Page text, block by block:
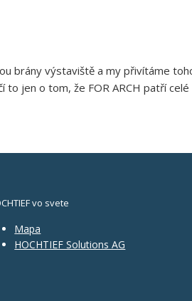
brány výstaviště a my přivítáme
to jen o tom, že FOR ARCH patří
vo svete
Mapa
HOCHTIEF Solutions AG